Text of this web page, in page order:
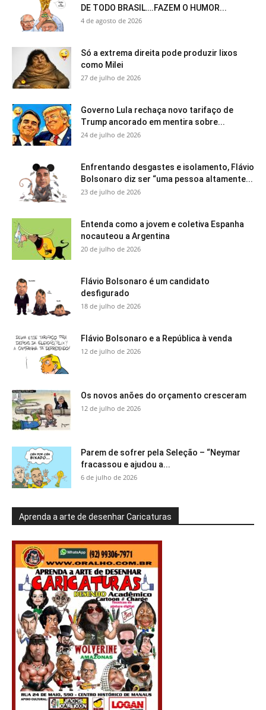
DE TODO BRASIL….FAZEM O HUMOR...
4 de agosto de 2026
Só a extrema direita pode produzir lixos
como Milei
27 de julho de 2026
Governo Lula rechaça novo tarifaço de
Trump ancorado em mentira sobre...
24 de julho de 2026
Enfrentando desgastes e isolamento, Flávio
Bolsonaro diz ser “uma pessoa altamente...
23 de julho de 2026
Entenda como a jovem e coletiva Espanha
nocauteou a Argentina
20 de julho de 2026
Flávio Bolsonaro é um candidato
desfigurado
18 de julho de 2026
Flávio Bolsonaro e a República à venda
12 de julho de 2026
Os novos anões do orçamento cresceram
12 de julho de 2026
Parem de sofrer pela Seleção – “Neymar
fracassou e ajudou a...
6 de julho de 2026
Aprenda a arte de desenhar Caricaturas